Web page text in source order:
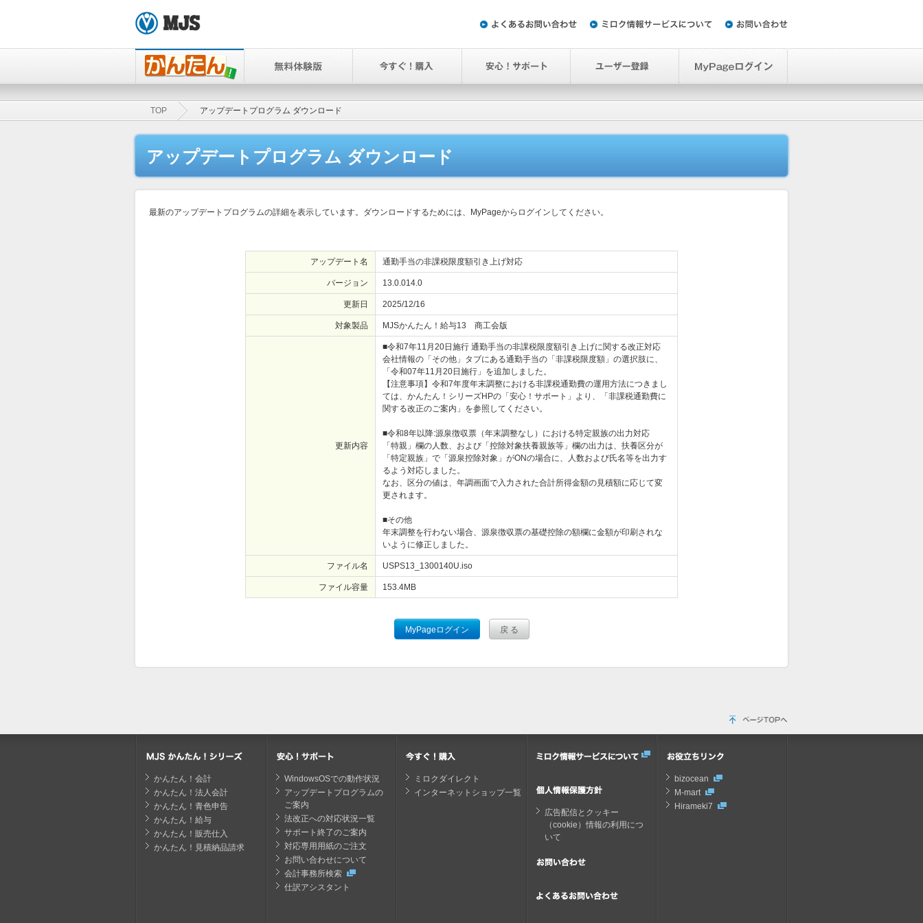
TOP アップデートプログラム ダウンロード
アップデートプログラム ダウンロード
最新のアップデートプログラムの詳細を表示しています。ダウンロードするためには、MyPageからログインしてください。
アップデート名 通勤手当の非課税限度額引き上げ対応
バージョン 13.0.014.0
更新日 2025/12/16
対象製品 MJSかんたん！給与13 商工会版
更新内容
■令和7年11月20日施行 通勤手当の非課税限度額引き上げに関する改正対応
会社情報の「その他」タブにある通勤手当の「非課税限度額」の選択肢に、
「令和07年11月20日施行」を追加しました。
【注意事項】令和7年度年末調整における非課税通勤費の運用方法につきまし
ては、かんたん！シリーズHPの「安心！サポート」より、「非課税通勤費に
関する改正のご案内」を参照してください。
■令和8年以降:源泉徴収票（年末調整なし）における特定親族の出力対応
「特親」欄の人数、および「控除対象扶養親族等」欄の出力は、扶養区分が
「特定親族」で「源泉控除対象」がONの場合に、人数および氏名等を出力す
るよう対応しました。
なお、区分の値は、年調画面で入力された合計所得金額の見積額に応じて変
更されます。
■その他
年末調整を行わない場合、源泉徴収票の基礎控除の額欄に金額が印刷されな
いように修正しました。
ファイル名 USPS13_1300140U.iso
ファイル容量 153.4MB
かんたん！会計
かんたん！法人会計
かんたん！青色申告
かんたん！給与
かんたん！販売仕入
かんたん！見積納品請求
WindowsOSでの動作状況
アップデートプログラムの
ご案内
法改正への対応状況一覧
サポート終了のご案内
対応専用用紙のご注文
お問い合わせについて
会計事務所検索
仕訳アシスタント
ミロクダイレクト
インターネットショップ一覧
広告配信とクッキー
（cookie）情報の利用につ
いて
bizocean
M-mart
Hirameki7